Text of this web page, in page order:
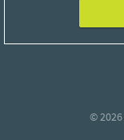
© 2026